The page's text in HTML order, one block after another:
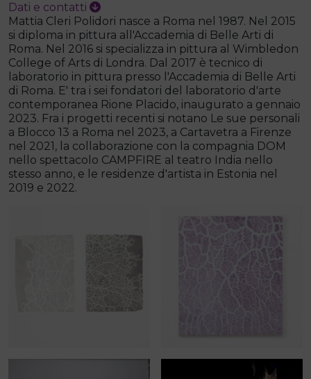
Dati e contatti
Mattia Cleri Polidori nasce a Roma nel 1987. Nel 2015
si diploma in pittura all'Accademia di Belle Arti di
Roma. Nel 2016 si specializza in pittura al Wimbledon
College of Arts di Londra. Dal 2017 è tecnico di
laboratorio in pittura presso l'Accademia di Belle Arti
di Roma. E' tra i sei fondatori del laboratorio d'arte
contemporanea Rione Placido, inaugurato a gennaio
2023. Fra i progetti recenti si notano Le sue personali
a Blocco 13 a Roma nel 2023, a Cartavetra a Firenze
nel 2021, la collaborazione con la compagnia DOM
nello spettacolo CAMPFIRE al teatro India nello
stesso anno, e le residenze d'artista in Estonia nel
2019 e 2022.